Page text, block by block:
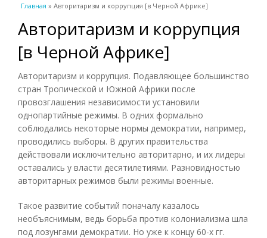
Вы здесь
Главная » Авторитаризм и коррупция [в Черной Африке]
Авторитаризм и коррупция
[в Черной Африке]
Авторитаризм и коррупция. Подавляющее большинство
стран Тропической и Южной Африки после
провозглашения независимости установили
однопартийные режимы. В одних формально
соблюдались некоторые нормы демократии, например,
проводились выборы. В других правительства
действовали исключительно авторитарно, и их лидеры
оставались у власти десятилетиями. Разновидностью
авторитарных режимов были режимы военные.
Такое развитие событий поначалу казалось
необъяснимым, ведь борьба против колониализма шла
под лозунгами демократии. Но уже к концу 60-х гг.